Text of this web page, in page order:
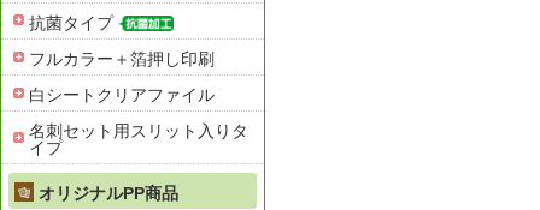
抗菌タイプ
フルカラー＋箔押し印刷
白シートクリアファイル
名刺セット用スリット入りタ
イプ
オリジナルPP商品